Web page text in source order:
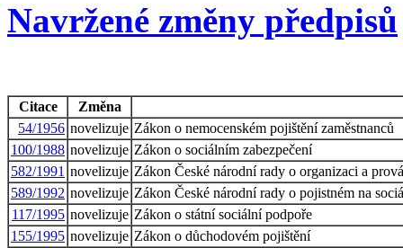
Navržené změny předpisů
Citace
Změna
54/1956 novelizuje Zákon o nemocenském pojištění zaměstnanců
100/1988 novelizuje Zákon o sociálním zabezpečení
582/1991 novelizuje Zákon České národní rady o organizaci a
589/1992 novelizuje Zákon České národní rady o pojistném na
117/1995 novelizuje Zákon o státní sociální podpoře
155/1995 novelizuje Zákon o důchodovém pojištění